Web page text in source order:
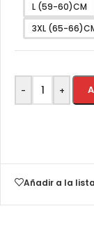
L (59-60)CM
3XL (65-
- +
Añadir a la